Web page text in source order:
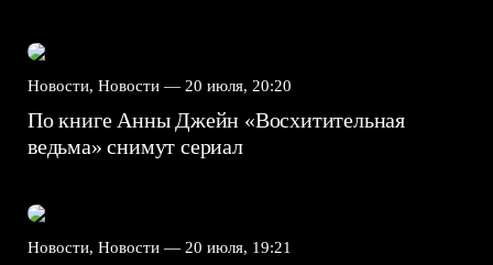
Новости, Новости — 20 июля, 20:20
По книге Анны Джейн «Восхитительная
ведьма» снимут сериал
Новости, Новости — 20 июля, 19:21